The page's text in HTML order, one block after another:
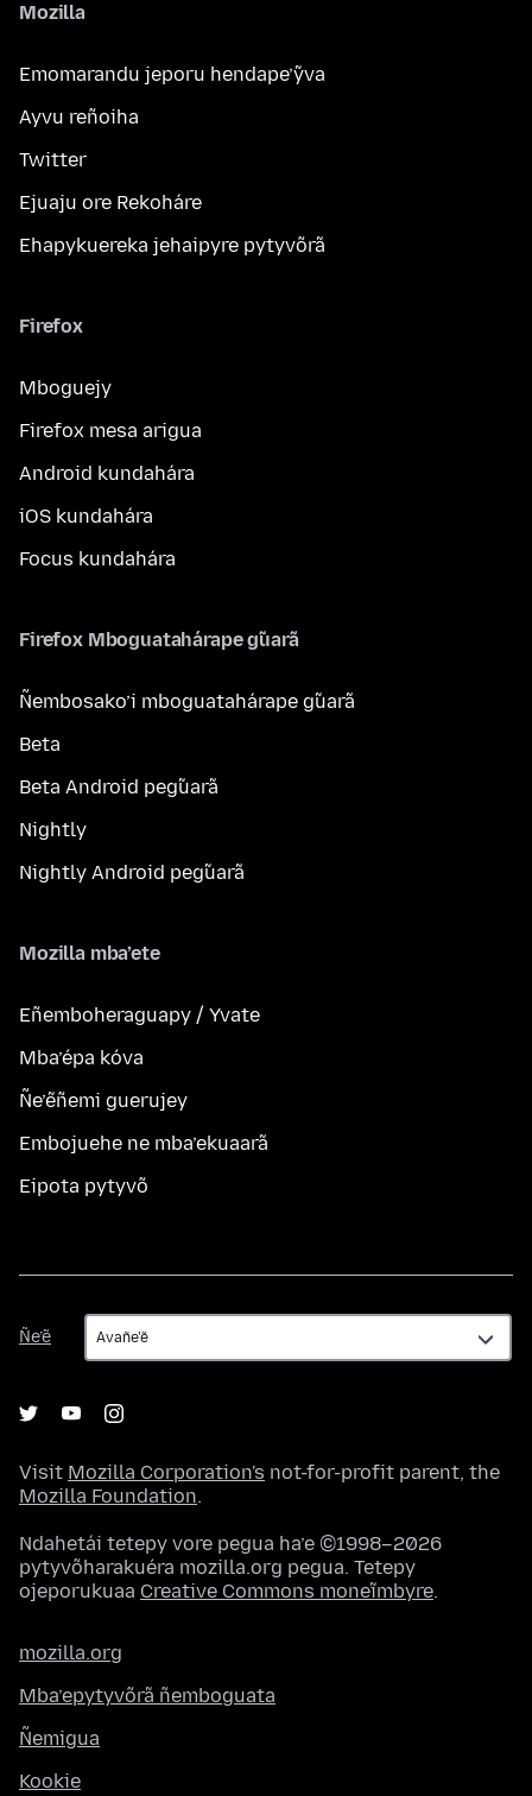
Mozilla
Emomarandu jeporu hendape’ỹva
Ayvu reñoiha
Twitter
Ejuaju ore Rekoháre
Ehapykuereka jehaipyre pytyvõrã
Firefox
Mboguejy
Firefox mesa arigua
Android kundahára
iOS kundahára
Focus kundahára
Firefox Mboguatahárape g̃uarã
Ñembosako’i mboguatahárape g̃uarã
Beta
Beta Android peg̃uarã
Nightly
Nightly Android peg̃uarã
Mozilla mba’ete
Eñemboheraguapy / Yvate
Mba’épa kóva
Ñe’ẽñemi guerujey
Embojuehe ne mba’ekuaarã
Eipota pytyvõ
Ñe’ẽ
Ñe’ẽ
Visit Mozilla Corporation's not-for-profit parent, the
Mozilla Foundation.
Ndahetái tetepy vore pegua ha’e ©1998–2026
pytyvõharakuéra mozilla.org pegua. Tetepy
ojeporukuaa Creative Commons moneĩmbyre.
mozilla.org
Mba’epytyvõrã ñemboguata
Ñemigua
Kookie